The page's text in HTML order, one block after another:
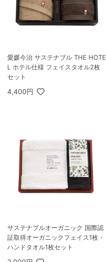
愛媛今治 サステナブル THE HOTE
L ホテル仕様 フェイスタオル2枚
セット
4,400円
サステナブルオーガニック 国際認
証取得オーガニックフェイス1枚・
ハンドタオル1枚セット